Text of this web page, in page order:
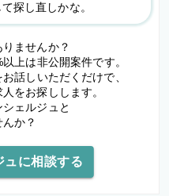
探し直しかな。
ませんか？
上は非公開案件です。
お話しいただくだけで、
をお探しします。
ェルジュと
か？
ュに相談する